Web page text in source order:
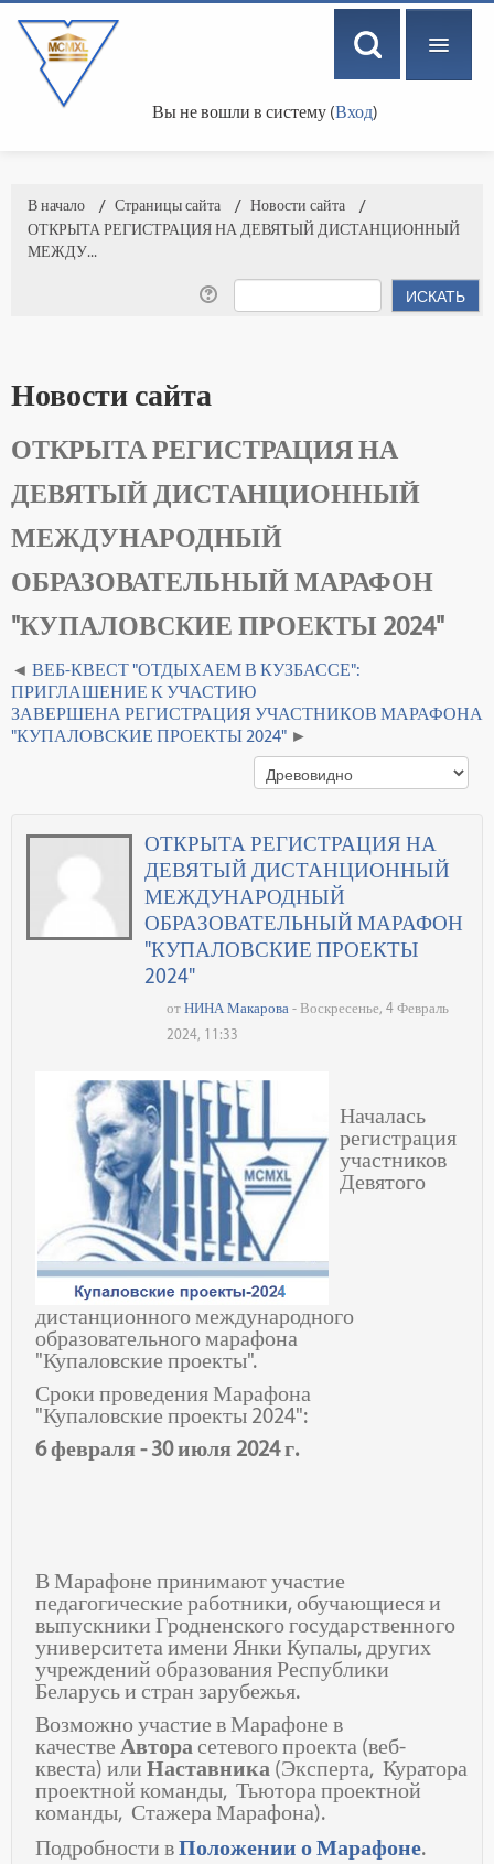
Вы не вошли в систему (Вход)
В начало → Страницы сайта → Новости сайта
→
ОТКРЫТА РЕГИСТРАЦИЯ НА ДЕВЯТЫЙ ДИСТАНЦИОННЫЙ
МЕЖДУ...
Новости сайта
ОТКРЫТА РЕГИСТРАЦИЯ НА
ДЕВЯТЫЙ ДИСТАНЦИОННЫЙ
МЕЖДУНАРОДНЫЙ
ОБРАЗОВАТЕЛЬНЫЙ МАРАФОН
"КУПАЛОВСКИЕ ПРОЕКТЫ 2024"
ВЕБ-КВЕСТ "ОТДЫХАЕМ В КУЗБАССЕ":
ПРИГЛАШЕНИЕ К УЧАСТИЮ
ЗАВЕРШЕНА РЕГИСТРАЦИЯ УЧАСТНИКОВ МАРАФОНА
"КУПАЛОВСКИЕ ПРОЕКТЫ 2024"
ОТКРЫТА РЕГИСТРАЦИЯ НА
ДЕВЯТЫЙ ДИСТАНЦИОННЫЙ
МЕЖДУНАРОДНЫЙ
ОБРАЗОВАТЕЛЬНЫЙ МАРАФОН
"КУПАЛОВСКИЕ ПРОЕКТЫ
2024"
от НИНА Макарова - Воскресенье, 4 Февраль
2024, 11:33
Началась
регистрация
участников
Девятого
дистанционного международного
образовательного марафона
"Купаловские проекты".
Сроки проведения Марафона
"Купаловские проекты 2024":
6 февраля - 30 июля 2024 г.
В Марафоне принимают участие
педагогические работники, обучающиеся и
выпускники Гродненского государственного
университета имени Янки Купалы, других
учреждений образования Республики
Беларусь и стран зарубежья.
Возможно участие в Марафоне в
качестве Авторасетевого проекта (веб-
квеста) или Наставника (Эксперта, Куратора
проектной команды, Тьютора проектной
команды, Стажера Марафона).
Подробности вПоложении о Марафоне.